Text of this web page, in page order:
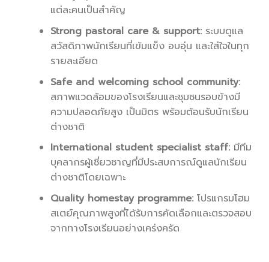
แต่ละคนเป็นสำคัญ
Strong pastoral care & support:ระบบดูแล
สวัสดิภาพนักเรียนที่เข้มแข็ง อบอุ่น และใส่ใจในทุก
รายละเอียด
Safe and welcoming school community:
สภาพแวดล้อมของโรงเรียนและชุมชนรอบข้างมี
ความปลอดภัยสูง เป็นมิตร พร้อมต้อนรับนักเรียน
ต่างชาติ
International student specialist staff:มีทีม
บุคลากรผู้เชี่ยวชาญที่มีประสบการณ์ดูแลนักเรียน
ต่างชาติโดยเฉพาะ
Quality homestay programme:โปรแกรมโฮม
สเตย์คุณภาพสูงที่ได้รับการคัดเลือกและตรวจสอบ
จากทางโรงเรียนอย่างเคร่งครัด